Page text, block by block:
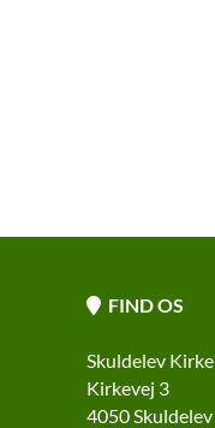
 FIND OS
Skuldelev Kirke
Kirkevej 3
4050 Skuldelev